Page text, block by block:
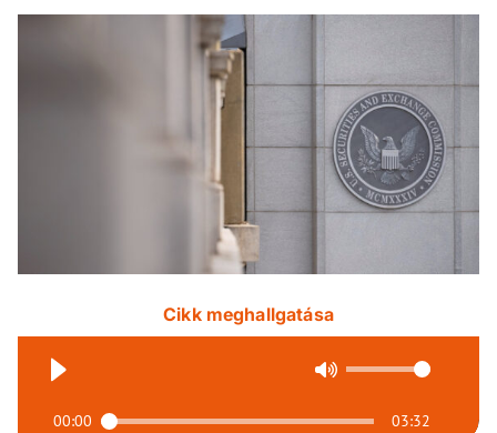
Cikk meghallgatása
00:00 03:32